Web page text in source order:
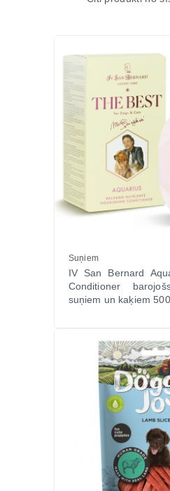
Suņiem
IV San Bernard
Conditioner
suņiem un kaķiem